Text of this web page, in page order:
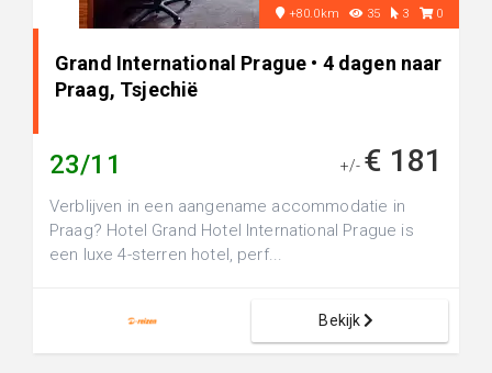
+80.0km 35 3 0
Grand International Prague • 4 dagen naar
Praag, Tsjechië
23/11 +/- € 181
Verblijven in een aangename accommodatie in
Praag? Hotel Grand Hotel International Prague is
een luxe 4-sterren hotel, perf...
Bekijk